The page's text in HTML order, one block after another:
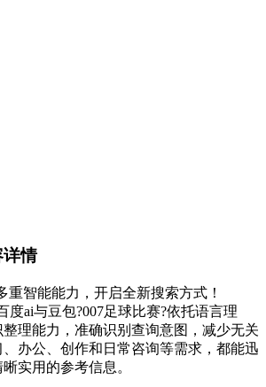
详情
重智能能力，开启全新搜索方式！
度ai与豆包?007足球比赛?依托语言理
理能力，准确识别查询意图，减少无关
办公、创作和日常咨询等需求，都能迅
实用的参考信息。